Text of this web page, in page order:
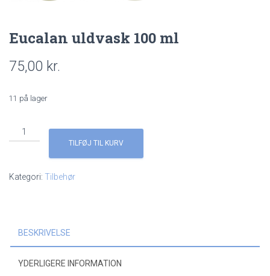
Eucalan uldvask 100 ml
75,00 kr.
11 på lager
Eucalan
uldvask
antal
TILFØJ TIL KURV
Kategori: Tilbehør
BESKRIVELSE
YDERLIGERE INFORMATION